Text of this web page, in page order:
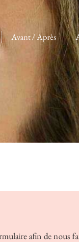
Avant / Après
afin de nous